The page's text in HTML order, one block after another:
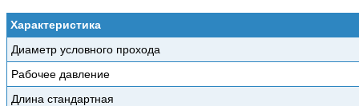
Характеристика
Диаметр условного прохода
Рабочее давление
Длина стандартная